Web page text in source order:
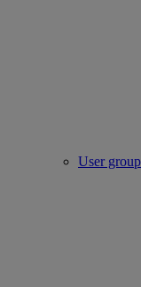
User